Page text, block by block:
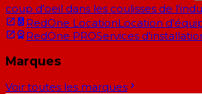
coup d'oeil dans les coulisses de
RedOne LocationLocation
RedOne PROServices
Marques
Voir toutes les marques